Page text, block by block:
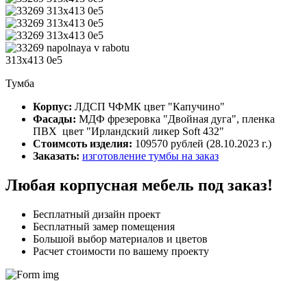
Тумба
Корпус: ЛДСП ЧФМК цвет "Капучино"
Фасады: МДФ фрезеровка "Двойная дуга", пленка
ПВХ цвет "Ирландский ликер Soft 432"
Стоимсоть изделия: 109570 рублей (28.10.2023 г.)
Заказать: изготовление тумбы на заказ
Любая корпусная мебель под заказ!
Бесплатный дизайн проект
Бесплатный замер помещения
Большой выбор материалов и цветов
Расчет стоимости по вашему проекту